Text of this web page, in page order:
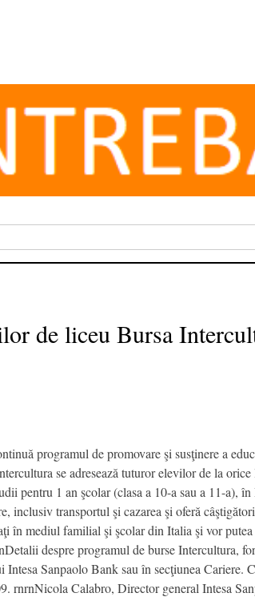
de liceu Bursa
programul de promovare şi susţinere a
se adresează tuturor elevilor de la orice
pentru 1 an şcolar (clasa a 10-a sau a 11-a),
inclusiv transportul şi cazarea şi oferă
în mediul familial şi şcolar din Italia şi vor
despre programul de burse Intercultura,
Sanpaolo Bank sau în secţiunea Cariere.
Calabro, Director general Intesa